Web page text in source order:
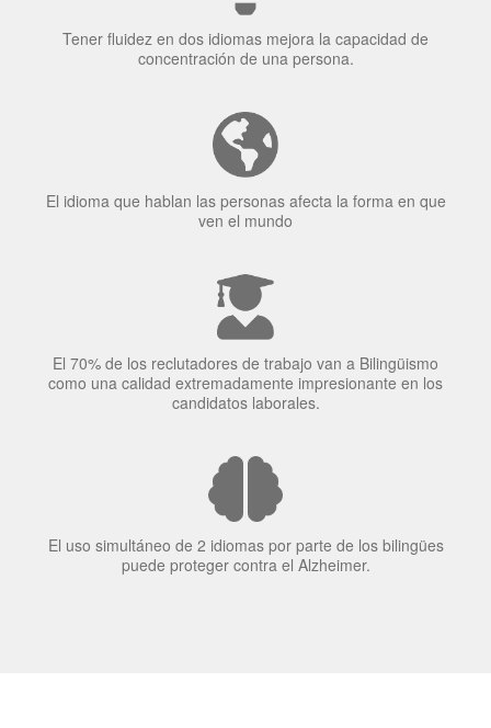
Tener fluidez en dos idiomas mejora la capacidad de
concentración de una persona.
El idioma que hablan las personas afecta la forma en que
ven el mundo
El 70% de los reclutadores de trabajo van a Bilingüismo
como una calidad extremadamente impresionante en los
candidatos laborales.
El uso simultáneo de 2 idiomas por parte de los bilingües
puede proteger contra el Alzheimer.